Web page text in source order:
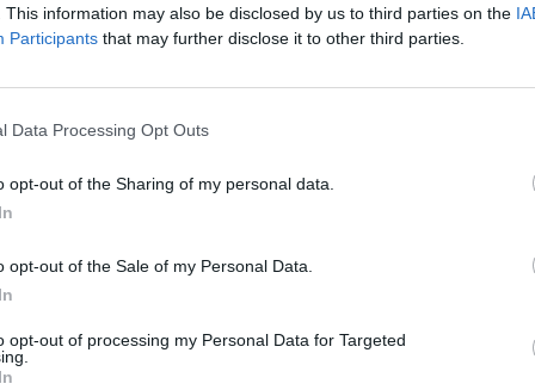
This information may also be disclosed by us to third parties on the
Participants that may further disclose it to other third parties.
Data Processing Opt Outs
opt-out of the Sharing of my personal data.
opt-out of the Sale of my Personal Data.
opt-out of processing my Personal Data for Targeted
при 2% за еврозоната. Цифрата за
хора.
НОВИНИ »